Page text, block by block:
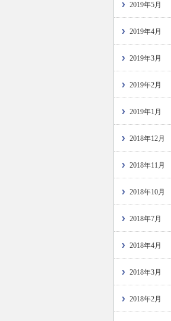
2019年5月
2019年4月
2019年3月
2019年2月
2019年1月
2018年12月
2018年11月
2018年10月
2018年7月
2018年4月
2018年3月
2018年2月